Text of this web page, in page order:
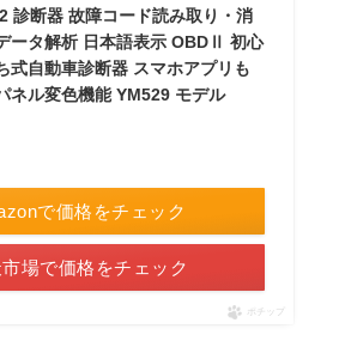
診断器 故障コード読み取り・消
ータ解析 日本語表示 OBDⅡ 初心
式自動車診断器 スマホアプリも
ネル変色機能 YM529 モデル
で価格をチェック
場で価格をチェック
ポチップ